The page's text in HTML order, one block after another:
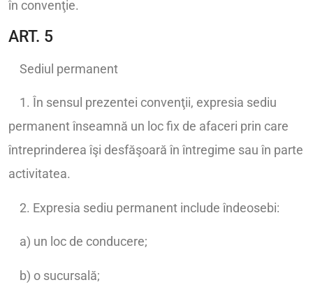
în convenţie.
ART. 5
Sediul permanent
1. În sensul prezentei convenţii, expresia sediu
permanent înseamnă un loc fix de afaceri prin care
întreprinderea îşi desfăşoară în întregime sau în parte
activitatea.
2. Expresia sediu permanent include îndeosebi:
a) un loc de conducere;
b) o sucursală;